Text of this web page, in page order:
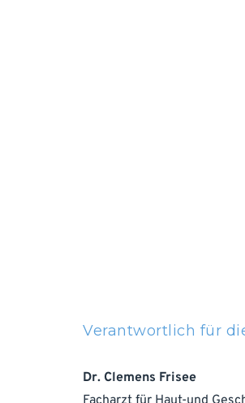
Verantwortlich für
Dr. Clemens Frisee